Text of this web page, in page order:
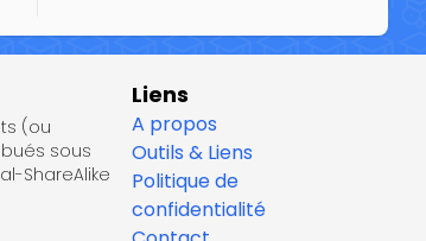
(ou
sous
ShareAlike
Liens
A propos
Outils & Liens
Politique de
confidentialité